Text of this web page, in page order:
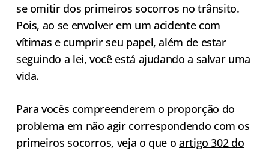
se omitir dos primeiros socorros no trânsito.
Pois, ao se envolver em um acidente com
vítimas e cumprir seu papel, além de estar
seguindo a lei, você está ajudando a salvar uma
vida.
Para vocês compreenderem o proporção do
problema em não agir correspondendo com os
primeiros socorros, veja o que o artigo 302 do